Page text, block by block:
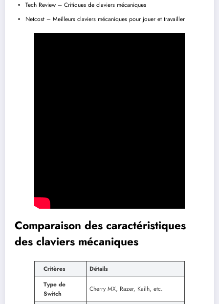
Tech Review – Critiques de claviers mécaniques
Netcost – Meilleurs claviers mécaniques pour jouer et travailler
Comparaison des caractéristiques
des claviers mécaniques
Critères
Détails
Type de
Switch
Cherry MX, Razer, Kailh, etc.